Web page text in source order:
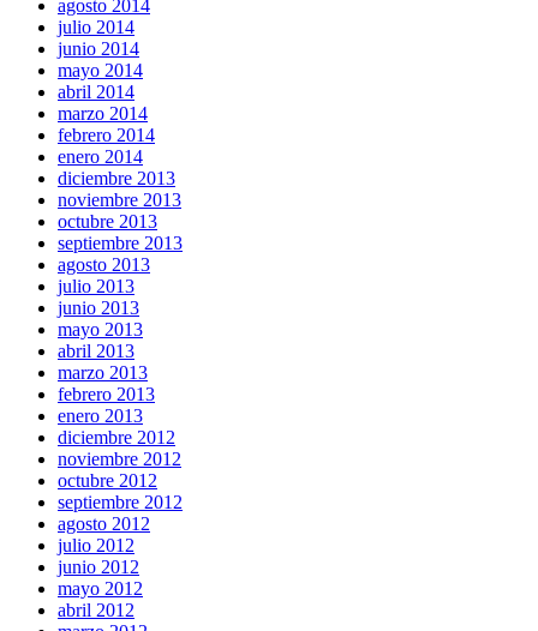
agosto 2014
julio 2014
junio 2014
mayo 2014
abril 2014
marzo 2014
febrero 2014
enero 2014
diciembre 2013
noviembre 2013
octubre 2013
septiembre 2013
agosto 2013
julio 2013
junio 2013
mayo 2013
abril 2013
marzo 2013
febrero 2013
enero 2013
diciembre 2012
noviembre 2012
octubre 2012
septiembre 2012
agosto 2012
julio 2012
junio 2012
mayo 2012
abril 2012